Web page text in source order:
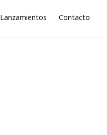
Lanzamientos Contacto